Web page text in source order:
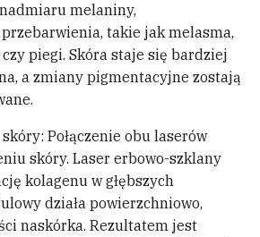
melaniny,
takie jak melasma,
piegi. Skóra staje się bardziej
a zmiany pigmentacyjne zostają
Połączenie obu laserów
skóry. Laser erbowo-szklany
kolagenu w głębszych
działa powierzchniowo,
naskórka. Rezultatem jest